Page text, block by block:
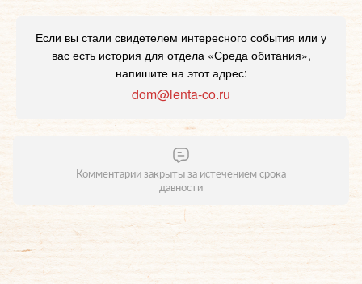
Если вы стали свидетелем интересного события или у
вас есть история для отдела «Среда обитания»,
напишите на этот адрес:
dom@lenta-co.ru
Комментарии закрыты за истечением срока
давности